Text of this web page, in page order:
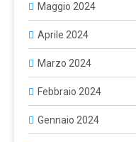
Maggio 2024
Aprile 2024
Marzo 2024
Febbraio 2024
Gennaio 2024